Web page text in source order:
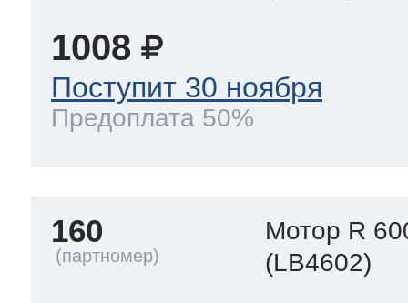
1008
Поступит 30 ноября
Предоплата 50%
160
Мотор R
(LB4602)